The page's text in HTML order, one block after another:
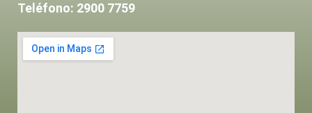
Teléfono: 2900 7759